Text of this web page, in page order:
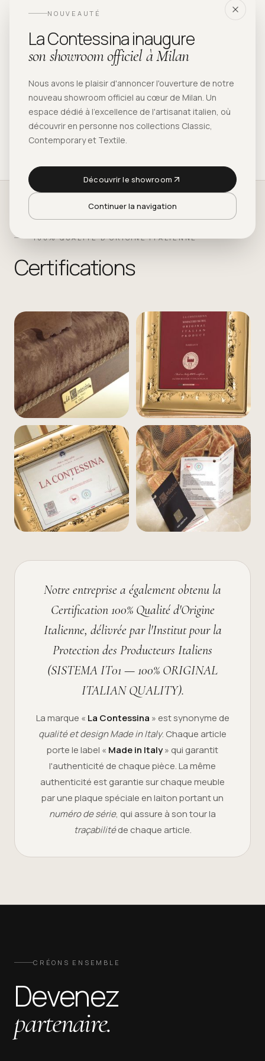
100% QUALITÉ D'ORIGINE ITALIENNE
Certifications
Notre entreprise a également obtenu la
Certification 100% Qualité d'Origine
Italienne, délivrée par l'Institut pour la
Protection des Producteurs Italiens
(SISTEMA IT01 — 100% ORIGINAL
ITALIAN QUALITY).
La marque « La Contessina » est synonyme de
qualité et design Made in Italy. Chaque article
porte le label « Made in Italy» qui garantit
l'authenticité de chaque pièce. La même
authenticité est garantie sur chaque meuble
par une plaque spéciale en laiton portant un
numéro de série, qui assure à son tour la
traçabilitéde chaque article.
CRÉONS ENSEMBLE
Devenez
partenaire.
NOUVEAUTÉ
La Contessina inaugure
son showroom officiel à Milan
Nous avons le plaisir d'annoncer l'ouverture de notre
nouveau showroom officiel au cœur de Milan. Un
espace dédié à l'excellence de l'artisanat italien, où
découvrir en personne nos collections Classic,
Contemporary et Textile.
Découvrir le showroom
Continuer la navigation